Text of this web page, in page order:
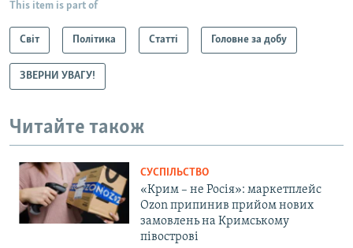
This item is part of
Світ Політика Статті Головне за добу
ЗВЕРНИ УВАГУ!
Читайте також
СУСПІЛЬСТВО
«Крим – не Росія»: маркетплейс
Ozon припинив прийом нових
замовлень на Кримському
півострові